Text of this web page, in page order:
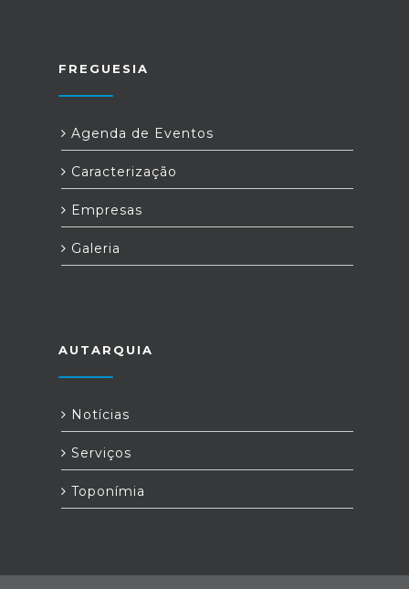
FREGUESIA
Agenda de Eventos
Caracterização
Empresas
Galeria
AUTARQUIA
Notícias
Serviços
Toponímia